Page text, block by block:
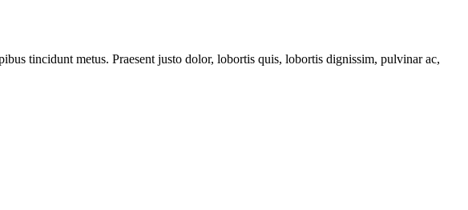
tincidunt metus. Praesent justo dolor, lobortis quis, lobortis dignissim, pulvinar ac,